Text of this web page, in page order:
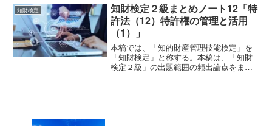
血色不良に用いられる生薬成分以外の成
分成分特徴ユ...
知財検定
知財検定２級まとめノート12「特
許法（12）特許権の管理と活用
（1）」
本稿では、「知的財産管理技能検定」を
「知財検定」と称する。本稿は、「知財
検定２級」の出題範囲の頻出論点をまと